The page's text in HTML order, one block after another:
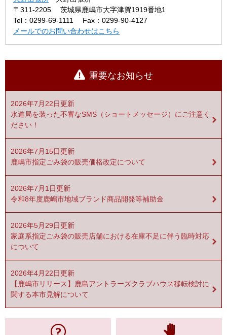
〒311-2205
茨城県鹿嶋市大字津賀1919番地1
Tel：0299-69-1111
Fax：0299-90-4127
メールでのお問い合わせはこちら
重要なお知らせ
2026年7月22日更新
水道局を装った不審なSMS（ショートメッセージ）にご注意く
ださい！
2026年7月15日更新
鹿嶋市指定ごみ袋の販売価格改定について
2026年7月1日更新
令和8年度鹿嶋市地域ブランド商品開発等補助金
2026年5月29日更新
家庭系指定ごみ袋の販売店舗における在庫不足に伴う臨時対応
について
2026年4月22日更新
【鹿嶋市リリース】鹿島アントラーズクラブハウス移転検討に
関する本市見解について